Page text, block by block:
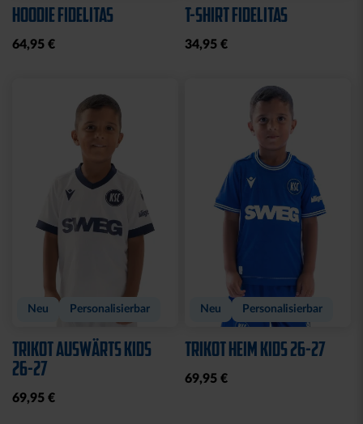
HOODIE FIDELITAS
64,95 €
T-SHIRT FIDELITAS
34,95 €
Neu Personalisierbar
TRIKOT AUSWÄRTS KIDS
26-27
69,95 €
Neu Personalisierbar
TRIKOT HEIM KIDS 26-27
69,95 €